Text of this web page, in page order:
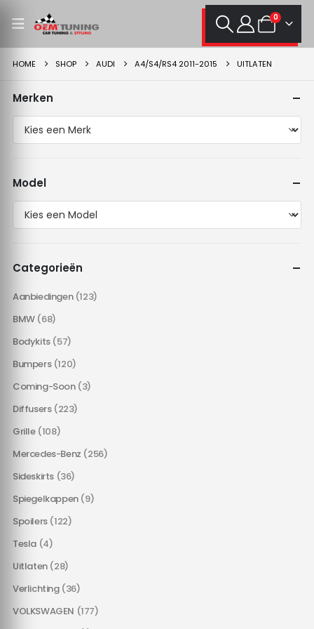
0
HOME SHOP AUDI A4/S4/RS4 2011-2015 UITLATEN
Merken
Model
Categorieën
Aanbiedingen (123)
BMW (68)
Bodykits (57)
Bumpers (120)
Coming-Soon (3)
Diffusers (223)
Grille (108)
Mercedes-Benz (256)
Sideskirts (36)
Spiegelkappen (9)
Spoilers (122)
Tesla (4)
Uitlaten (28)
Verlichting (36)
VOLKSWAGEN (177)